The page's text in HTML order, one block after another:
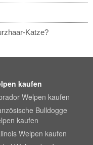
Katze?
kaufen
Welpen kaufen
Bulldogge
kaufen
Welpen kaufen